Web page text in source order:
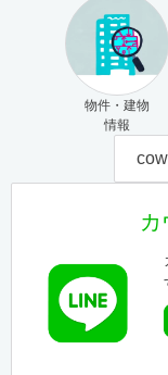
物件・建物
情報
カ